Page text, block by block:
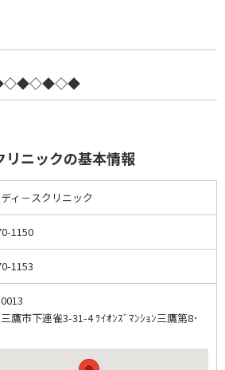
リニックの基本情報
ィ－スクリニック
1150
1153
鷹市下連雀3-31-4 ﾗｲｵﾝｽﾞﾏﾝｼｮﾝ三鷹第8･